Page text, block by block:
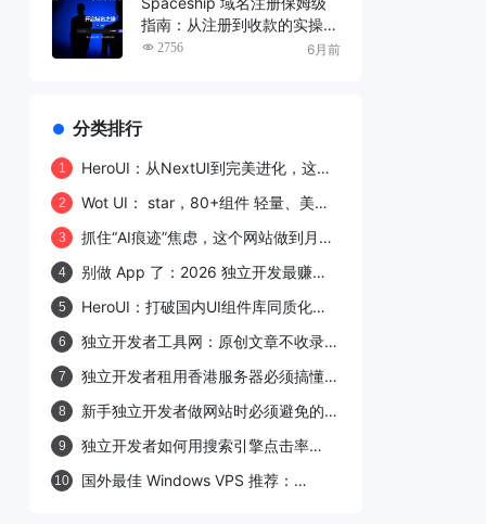
指南：从注册到收款的实操教
程，小白也能轻松上手
2756 6月前
分类排行
1
HeroUI：从NextUI到完美进化，这个
2
Wot UI： star，80+组件 轻量、美
组件库
3
抓住“AI痕迹”焦虑，这个网站做到月访
并给出独立开发复刻路线
4
别做 App 了：2026 独立开发最赚钱
行动清单）
5
HeroUI：打破国内UI组件库同质化困
6
独立开发者工具网：原创文章不收录的
7
独立开发者租用香港服务器必须搞懂的
8
新手独立开发者做网站时必须避免的四
9
独立开发者如何用搜索引擎点击率
10
国外最佳 Windows VPS 推荐：